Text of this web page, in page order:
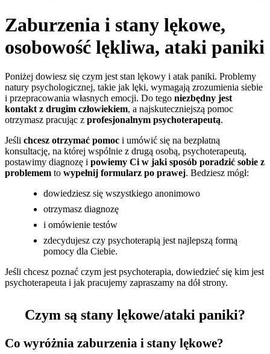
Zaburzenia i stany lękowe,
osobowość lękliwa, ataki paniki
Poniżej dowiesz się czym jest stan lękowy i atak paniki. Problemy
natury psychologicznej, takie jak lęki, wymagają zrozumienia siebie
i przepracowania własnych emocji. Do tego niezbędny jest
kontakt z drugim człowiekiem, a najskuteczniejszą pomoc
otrzymasz pracując z profesjonalnym psychoterapeutą.
Jeśli chcesz otrzymać pomoc i umówić się na bezpłatną
konsultację, na której wspólnie z drugą osobą, psychoterapeutą,
postawimy diagnozę i powiemy Ci w jaki sposób poradzić sobie z
problemem to wypełnij formularz po prawej. Bedziesz mógł:
dowiedziesz się wszystkiego anonimowo
otrzymasz diagnozę
i omówienie testów
zdecydujesz czy psychoterapią jest najlepszą formą
pomocy dla Ciebie.
Jeśli chcesz poznać czym jest psychoterapia, dowiedzieć się kim jest
psychoterapeuta i jak pracujemy zapraszamy na dół strony.
Czym są stany lękowe/ataki paniki?
Co wyróżnia zaburzenia i stany lękowe?